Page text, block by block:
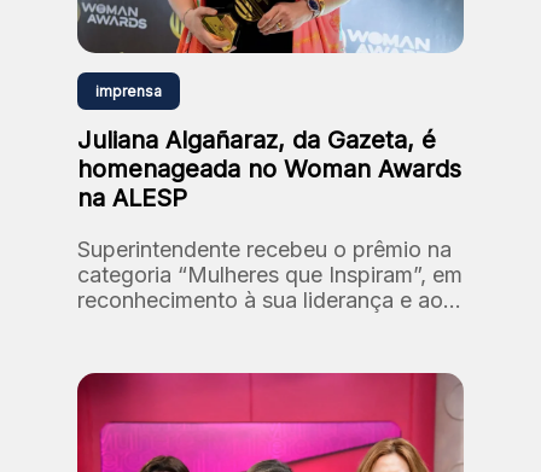
imprensa
Juliana Algañaraz, da Gazeta, é
homenageada no Woman Awards
na ALESP
Superintendente recebeu o prêmio na
categoria “Mulheres que Inspiram”, em
reconhecimento à sua liderança e ao